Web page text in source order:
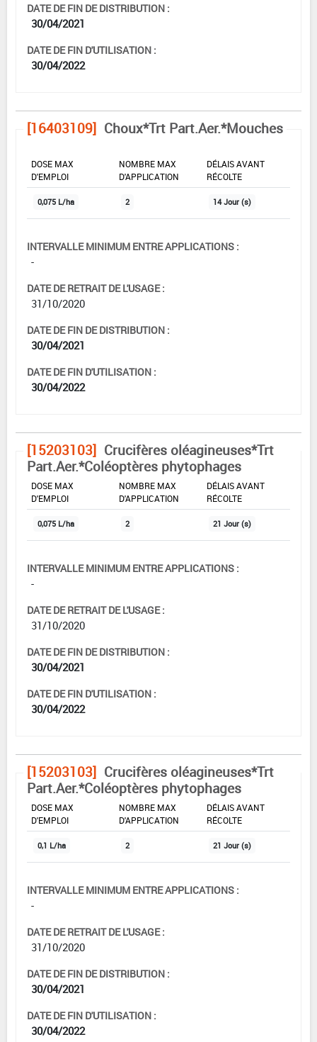
DATE DE FIN DE DISTRIBUTION :
30/04/2021
DATE DE FIN D'UTILISATION :
30/04/2022
[16403109] Choux*Trt Part.Aer.*Mouches
DOSE MAX
D'EMPLOI
NOMBRE MAX
D'APPLICATION
DÉLAIS AVANT
RÉCOLTE
0,075 L/ha 2 14 Jour (s)
INTERVALLE MINIMUM ENTRE APPLICATIONS :
-
DATE DE RETRAIT DE L'USAGE :
31/10/2020
DATE DE FIN DE DISTRIBUTION :
30/04/2021
DATE DE FIN D'UTILISATION :
30/04/2022
[15203103] Crucifères oléagineuses*Trt
Part.Aer.*Coléoptères phytophages
DOSE MAX
D'EMPLOI
NOMBRE MAX
D'APPLICATION
DÉLAIS AVANT
RÉCOLTE
0,075 L/ha 2 21 Jour (s)
INTERVALLE MINIMUM ENTRE APPLICATIONS :
-
DATE DE RETRAIT DE L'USAGE :
31/10/2020
DATE DE FIN DE DISTRIBUTION :
30/04/2021
DATE DE FIN D'UTILISATION :
30/04/2022
[15203103] Crucifères oléagineuses*Trt
Part.Aer.*Coléoptères phytophages
DOSE MAX
D'EMPLOI
NOMBRE MAX
D'APPLICATION
DÉLAIS AVANT
RÉCOLTE
0,1 L/ha 2 21 Jour (s)
INTERVALLE MINIMUM ENTRE APPLICATIONS :
-
DATE DE RETRAIT DE L'USAGE :
31/10/2020
DATE DE FIN DE DISTRIBUTION :
30/04/2021
DATE DE FIN D'UTILISATION :
30/04/2022